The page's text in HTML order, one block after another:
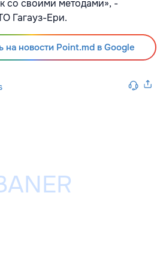
со своими методами», -
Гагауз-Ери.
на новости Point.md в Google